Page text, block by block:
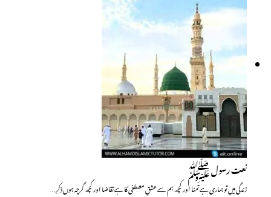
نعت رسول ﷺ
زندگی میں تو ہماری ہے تمنا اور کچھ ہم سے عشقِ مصطفی کا ہے تقاضا اور کچھ گرچہ ہوں ذکرِ…